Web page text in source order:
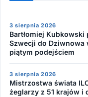
3 sierpnia 2026
Bartłomiej Kubkowski
Szwecji do Dziwnowa
piątym podejściem
3 sierpnia 2026
Mistrzostwa świata
żeglarzy z 51 krajów i